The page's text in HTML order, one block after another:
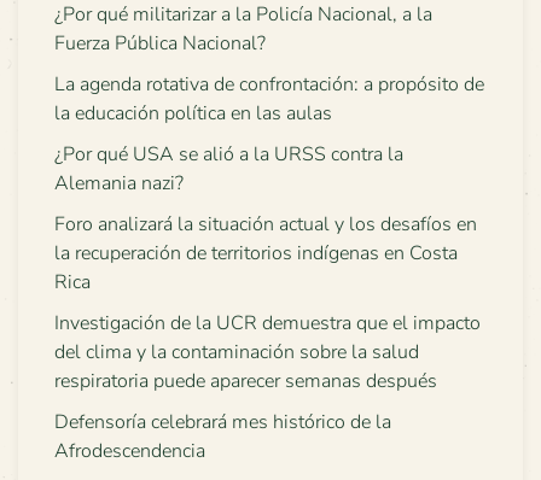
¿Por qué militarizar a la Policía Nacional, a la
Fuerza Pública Nacional?
La agenda rotativa de confrontación: a propósito de
la educación política en las aulas
¿Por qué USA se alió a la URSS contra la
Alemania nazi?
Foro analizará la situación actual y los desafíos en
la recuperación de territorios indígenas en Costa
Rica
Investigación de la UCR demuestra que el impacto
del clima y la contaminación sobre la salud
respiratoria puede aparecer semanas después
Defensoría celebrará mes histórico de la
Afrodescendencia